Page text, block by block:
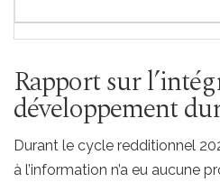
Rapport sur
développement
Durant le cycle redditionnel
à l’information n’a eu aucune